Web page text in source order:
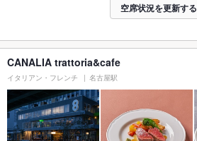
空席状況を更新する
CANALIA trattoria&cafe
イタリアン・フレンチ 名古屋駅